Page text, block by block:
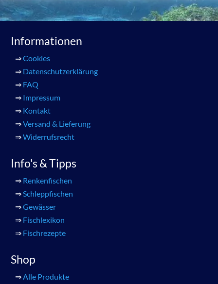
Informationen
⇒Cookies
⇒ Datenschutzerklärung
⇒ FAQ
⇒ Impressum
⇒ Kontakt
⇒Versand & Lieferung
⇒Widerrufsrecht
Info's & Tipps
⇒ Renkenfischen
⇒Schleppfischen
⇒Gewässer
⇒ Fischlexikon
⇒ Fischrezepte
Shop
⇒Alle Produkte